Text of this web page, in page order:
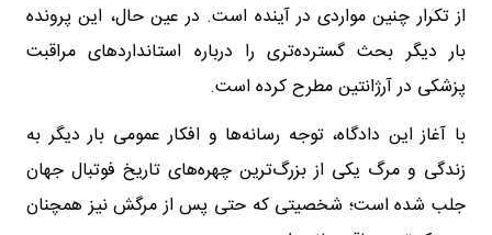
از تکرار چنین مواردی در آینده است. در عین حال، این پرونده
بار دیگر بحث گسترده‌تری را درباره استانداردهای مراقبت
پزشکی در آرژانتین مطرح کرده است.
با آغاز این دادگاه، توجه رسانه‌ها و افکار عمومی بار دیگر به
زندگی و مرگ یکی از بزرگ‌ترین چهره‌های تاریخ فوتبال جهان
جلب شده است؛ شخصیتی که حتی پس از مرگش نیز همچنان